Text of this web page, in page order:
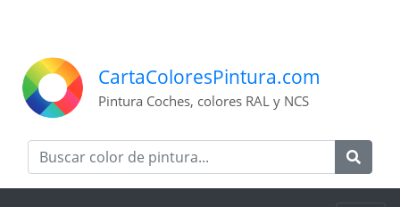
CartaColoresPintura.com
Pintura Coches, colores RAL y NCS